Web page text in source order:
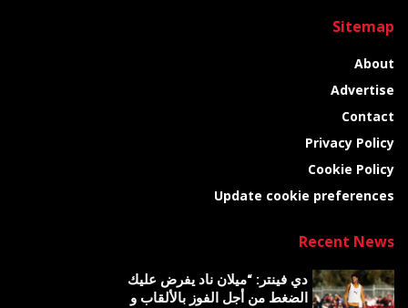
Sitemap
About
Advertise
Contact
Privacy Policy
Cookie Policy
Update cookie preferences
Recent News
دي فينتر: “ميلان ناد يفرض عليك
الضغط من أجل الفوز بالألقاب و